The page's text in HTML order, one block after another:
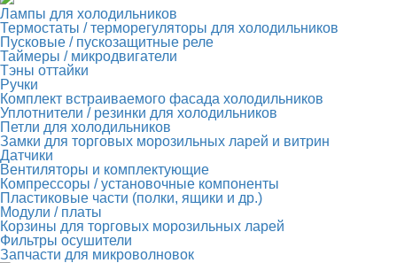
Лампы для холодильников
Термостаты / терморегуляторы для холодильников
Пусковые / пускозащитные реле
Таймеры / микродвигатели
Тэны оттайки
Ручки
Комплект встраиваемого фасада холодильников
Уплотнители / резинки для холодильников
Петли для холодильников
Замки для торговых морозильных ларей и витрин
Датчики
Вентиляторы и комплектующие
Компрессоры / установочные компоненты
Пластиковые части (полки, ящики и др.)
Модули / платы
Корзины для торговых морозильных ларей
Фильтры осушители
Запчасти для микроволновок